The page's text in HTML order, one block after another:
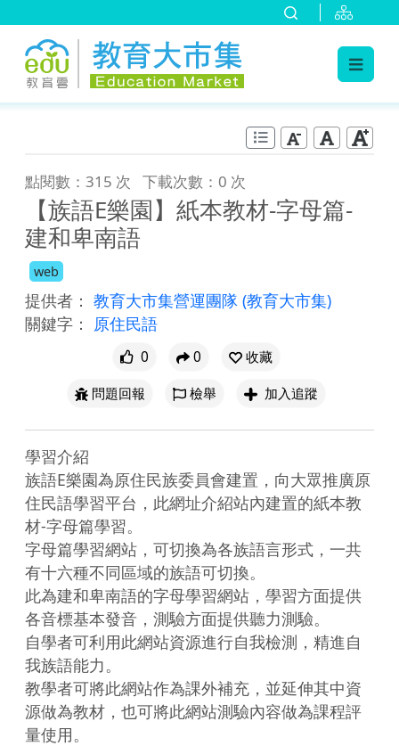
點閱數：315 次 下載次數：0 次
【族語E樂園】紙本教材-字母篇-
建和卑南語
web
提供者： 教育大市集營運團隊 (教育大市集)
關鍵字：
原住民語
0 0
收藏
問題回報
檢舉 加入追蹤
學習介紹
族語E樂園為原住民族委員會建置，向大眾推廣原
住民語學習平台，此網址介紹站內建置的紙本教
材-字母篇學習。
字母篇學習網站，可切換為各族語言形式，一共
有十六種不同區域的族語可切換。
此為建和卑南語的字母學習網站，學習方面提供
各音標基本發音，測驗方面提供聽力測驗。
自學者可利用此網站資源進行自我檢測，精進自
我族語能力。
教學者可將此網站作為課外補充，並延伸其中資
源做為教材，也可將此網站測驗內容做為課程評
量使用。